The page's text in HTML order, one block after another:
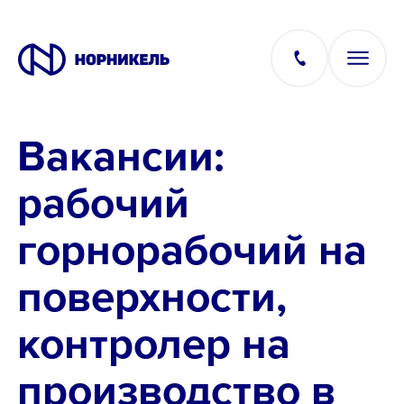
Вакансии
Производство
Офис
IT
Студентам
Вакансии:
рабочий
горнорабочий на
поверхности,
контролер на
производство в